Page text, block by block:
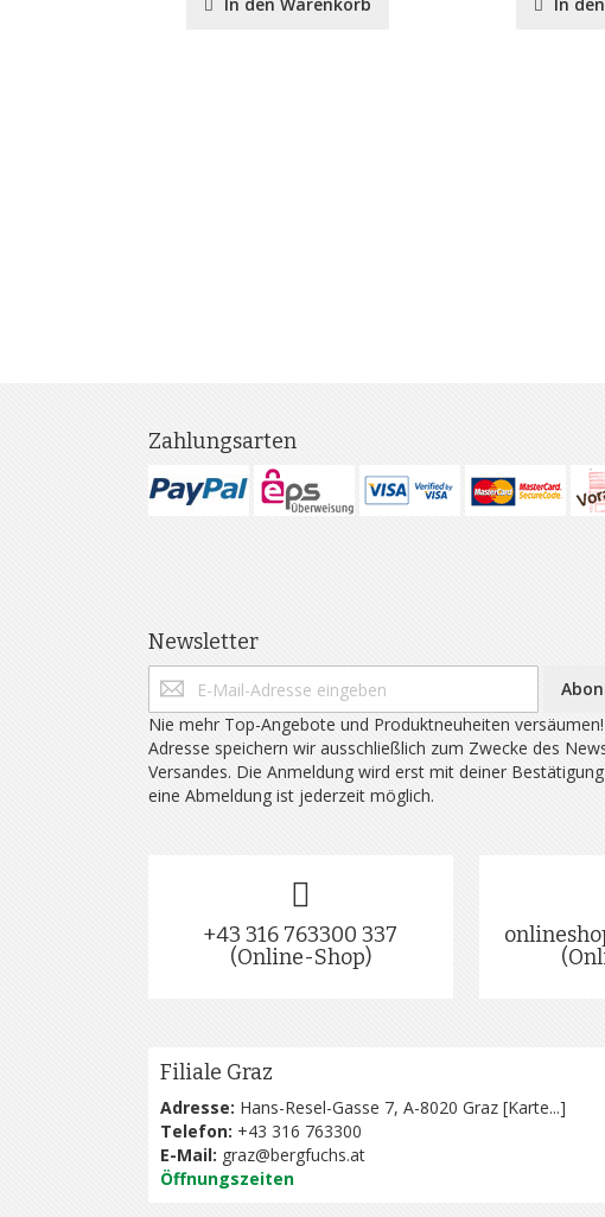
Zahlungsarten
Newsletter
Nie mehr Top-Angebote und Produktneuheiten
Adresse speichern wir ausschließlich zum Zwecke des
Versandes. Die Anmeldung wird erst mit deiner
eine Abmeldung ist jederzeit möglich.
+43 316 763300 337
(Online-Shop)
Filiale Graz
Adresse: Hans-Resel-Gasse 7, A-8020 Graz [Karte...]
Telefon: +43 316 763300
E-Mail: graz@bergfuchs.at
Öffnungszeiten